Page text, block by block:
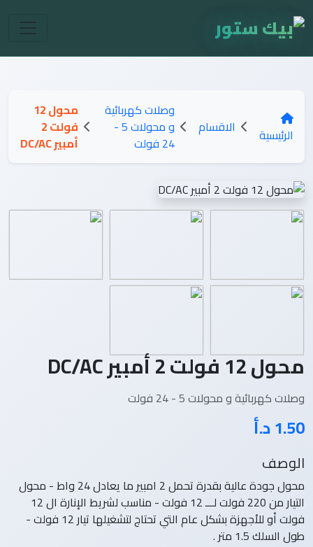
الرئيسية الاقسام
وصلات كهربائية
و محولات 5 -
24 فولت
محول 12
فولت 2
أمبير DC/AC
محول 12 فولت 2 أمبير DC/AC
وصلات كهربائية و محولات 5 - 24 فولت
1.50 د.أ
الوصف
محول جودة عالية بقدرة تحمل 2 امبير ما يعادل 24 واط - محول
التيار من 220 فولت لـــ 12 فولت - مناسب لشريط الإنارة ال 12
فولت أو للأجهزة بشكل عام التي تحتاج لتشغيلها تيار 12 فولت -
طول السلك 1.5 متر .